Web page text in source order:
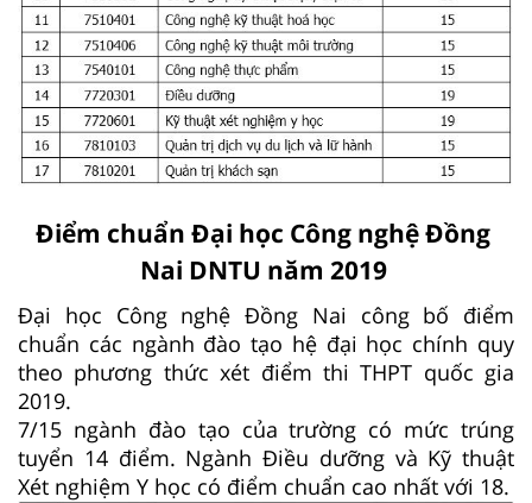
Điểm chuẩn Đại học Công nghệ Đồng
Nai DNTU năm 2019
Đại học Công nghệ Đồng Nai công bố điểm
chuẩn các ngành đào tạo hệ đại học chính quy
theo phương thức xét điểm thi THPT quốc gia
2019.
7/15 ngành đào tạo của trường có mức trúng
tuyển 14 điểm. Ngành Điều dưỡng và Kỹ thuật
Xét nghiệm Y học có điểm chuẩn cao nhất với 18.